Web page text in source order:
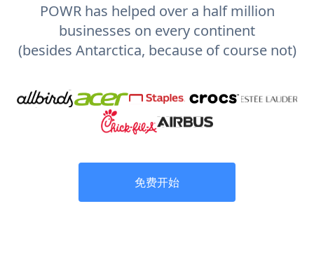
POWR has helped over a half million
businesses on every continent
(besides Antarctica, because of course not)
免费开始